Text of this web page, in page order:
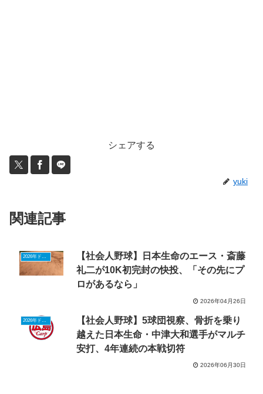
シェアする
yuki
関連記事
【社会人野球】日本生命のエース・斎藤
礼二が10K初完封の快投、「その先にプ
ロがあるなら」
2026年04月26日
2026年ドラフトニュース
【社会人野球】5球団視察、骨折を乗り
越えた日本生命・中津大和選手がマルチ
安打、4年連続の本戦切符
2026年06月30日